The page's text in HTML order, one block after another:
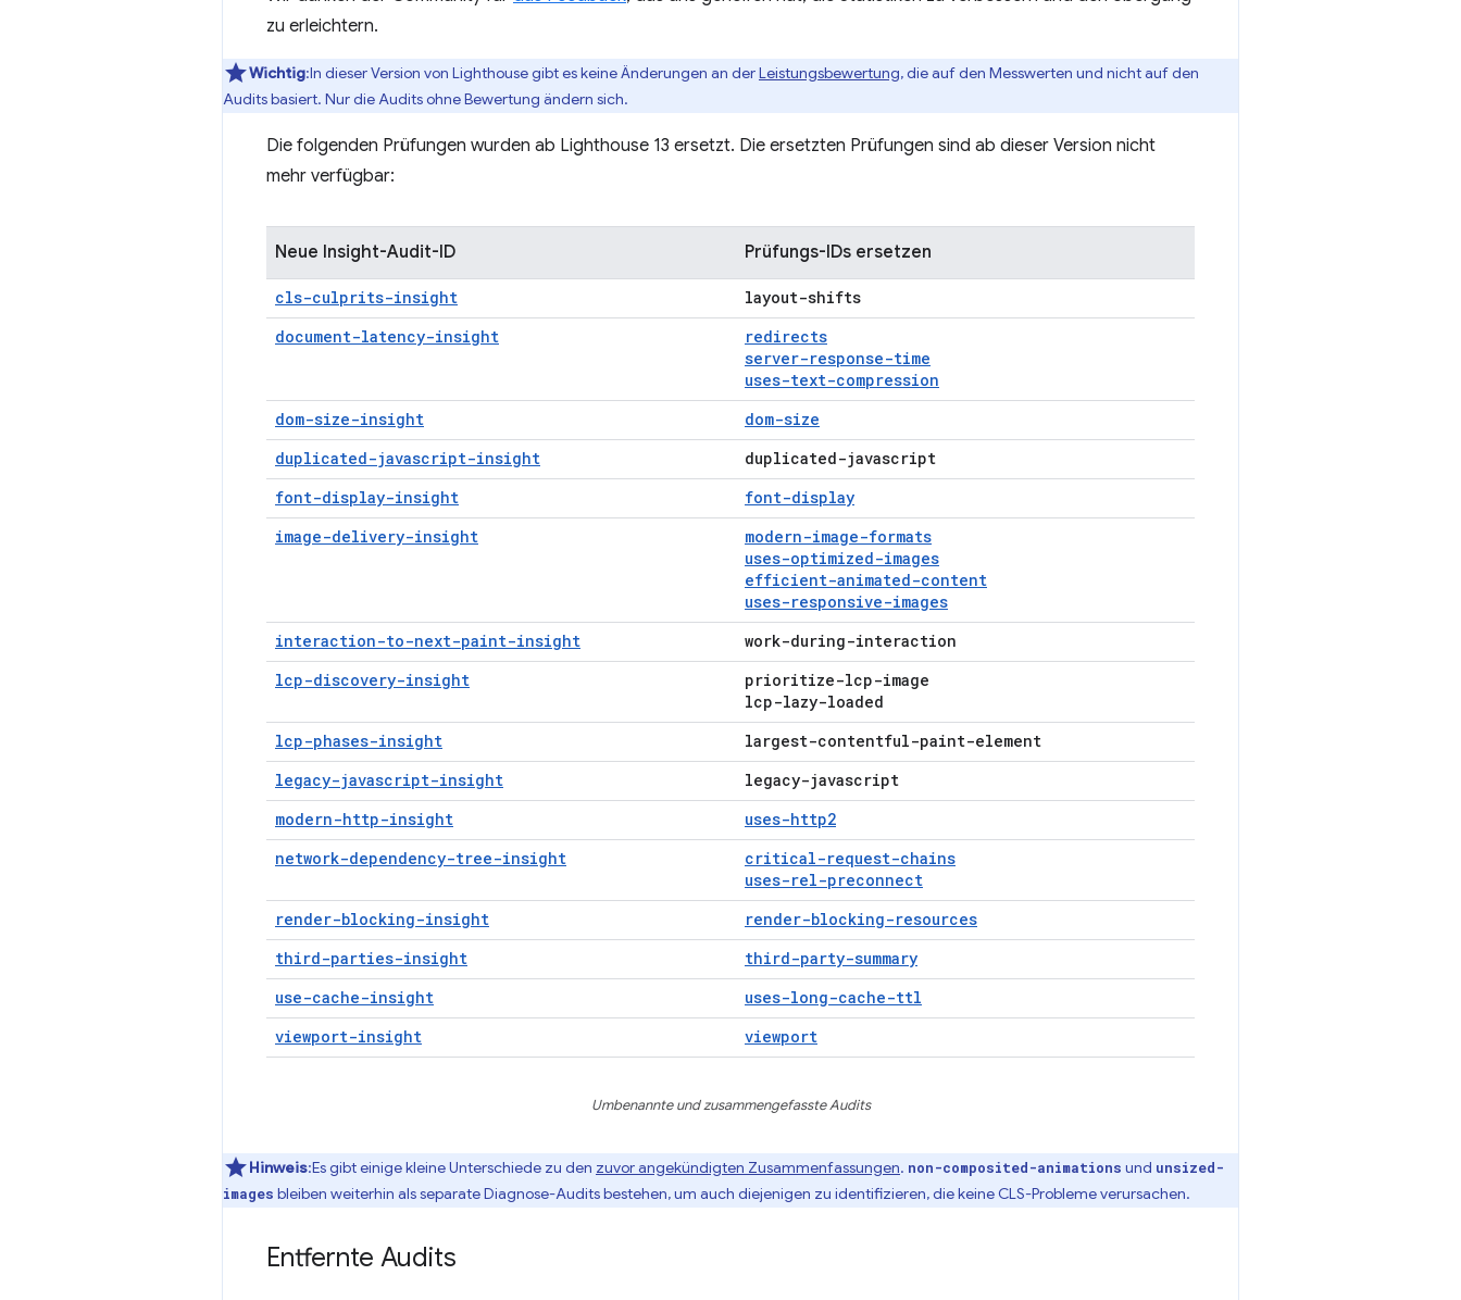
zu erleichtern.
Wichtig:In dieser Version von Lighthouse gibt es keine Änderungen an derLeistungsbewertung, die auf den Messwerten und nicht auf den
Audits basiert. Nur die Audits ohne Bewertung ändern sich.
Die folgenden Prüfungen wurden ab Lighthouse 13 ersetzt. Die ersetzten Prüfungen sind ab dieser Version nicht
mehr verfügbar:
Neue Insight-Audit-ID Prüfungs-IDs ersetzen
cls-culprits-insight
layout-shifts
document-latency-insight
redirects
server-response-time
uses-text-compression
dom-size-insight
dom-size
duplicated-javascript-insight
duplicated-javascript
font-display-insight
font-display
image-delivery-insight
modern-image-formats
uses-optimized-images
efficient-animated-content
uses-responsive-images
interaction-to-next-paint-insight
work-during-interaction
lcp-discovery-insight
prioritize-lcp-image
lcp-lazy-loaded
lcp-phases-insight
largest-contentful-paint-element
legacy-javascript-insight
legacy-javascript
modern-http-insight
uses-http2
network-dependency-tree-insight
critical-request-chains
uses-rel-preconnect
render-blocking-insight
render-blocking-resources
third-parties-insight
third-party-summary
use-cache-insight
uses-long-cache-ttl
viewport-insight
viewport
Umbenannte und zusammengefasste Audits
Hinweis:Es gibt einige kleine Unterschiede zu den zuvor angekündigten Zusammenfassungen. non-composited-animations und unsized-
images bleiben weiterhin als separate Diagnose-Audits bestehen, um auch diejenigen zu identifizieren, die keine CLS-Probleme verursachen.
Entfernte Audits